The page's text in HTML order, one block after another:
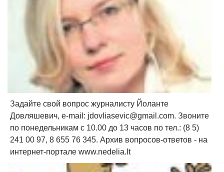
Задайте свой вопрос журналисту Йоланте
Довляшевич, e-mail: jdovliasevic@gmail.com. Звоните
по понедельникам с 10.00 до 13 часов по тел.: (8 5)
241 00 97, 8 655 76 345. Архив вопросов-ответов - на
интернет-портале www.nedelia.lt